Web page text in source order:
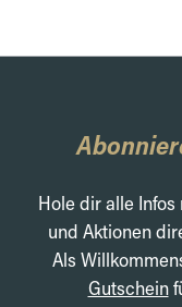
Hole dir alle
und Aktionen
Als
Gutschein